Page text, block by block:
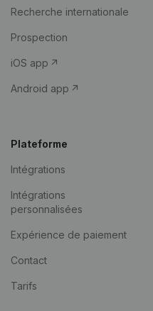
Recherche internationale
Prospection
iOS app
Android app
Plateforme
Intégrations
Intégrations
personnalisées
Expérience de paiement
Contact
Tarifs